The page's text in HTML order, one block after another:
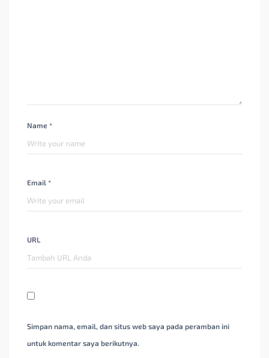
Name *
Email *
URL
Simpan nama, email, dan situs web saya pada peramban ini
untuk komentar saya berikutnya.